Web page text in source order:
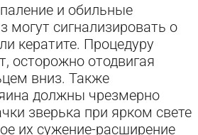
и обильные
могут сигнализировать о
кератите. Процедуру
осторожно отодвигая
вниз. Также
должны чрезмерно
зверька при ярком свете
их сужение-расширение